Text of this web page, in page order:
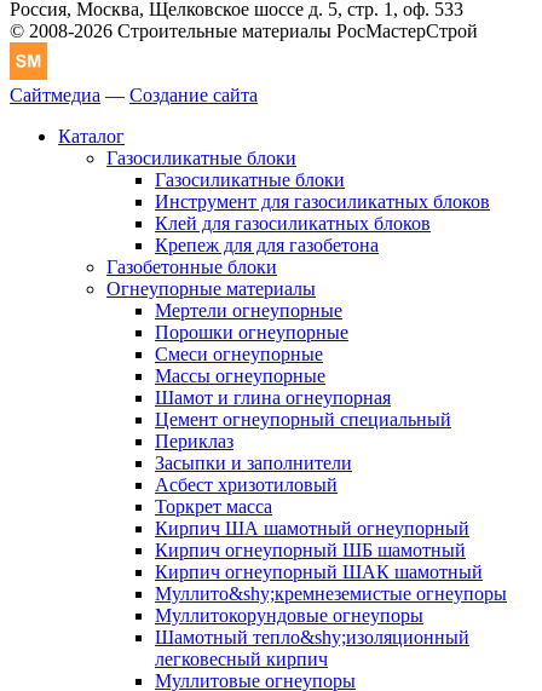
Россия, Москва, Щелковское шоссе д. 5, стр. 1, оф. 533
© 2008-2026 Строительные материалы РосМастерСтрой
Сайтмедиа — Создание сайта
Каталог
Газосиликатные блоки
Газосиликатные блоки
Инструмент для газосиликатных блоков
Клей для газосиликатных блоков
Крепеж для для газобетона
Газобетонные блоки
Огнеупорные материалы
Мертели огнеупорные
Порошки огнеупорные
Смеси огнеупорные
Массы огнеупорные
Шамот и глина огнеупорная
Цемент огнеупорный специальный
Периклаз
Засыпки и заполнители
Асбест хризотиловый
Торкрет масса
Кирпич ША шамотный огнеупорный
Кирпич огнеупорный ШБ шамотный
Кирпич огнеупорный ШАК шамотный
Муллито&shy;­кремнеземистые огнеупоры
Муллито­корундовые огнеупоры
Шамотный тепло&shy;изоляционный
легковесный кирпич
Муллитовые огнеупоры